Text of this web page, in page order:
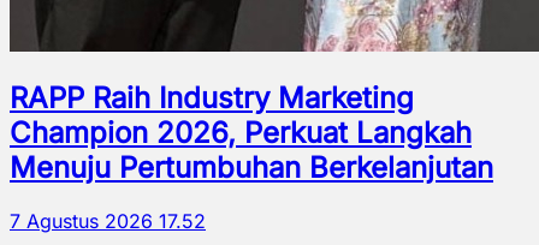
RAPP Raih Industry Marketing
Champion 2026, Perkuat Langkah
Menuju Pertumbuhan Berkelanjutan
7 Agustus 2026 17.52